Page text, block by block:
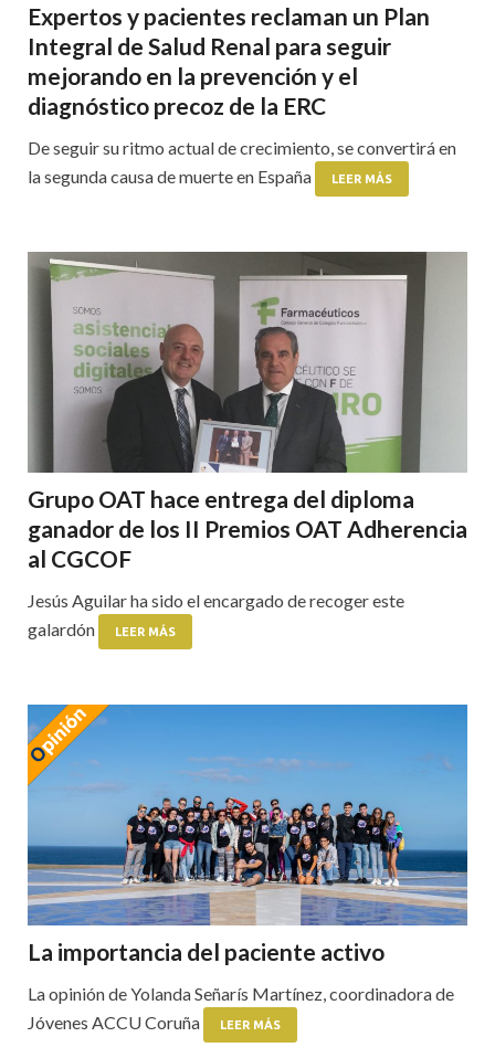
Expertos y pacientes reclaman un Plan
Integral de Salud Renal para seguir
mejorando en la prevención y el
diagnóstico precoz de la ERC
De seguir su ritmo actual de crecimiento, se convertirá en
la segunda causa de muerte en España
LEER MÁS
Grupo OAT hace entrega del diploma
ganador de los II Premios OAT Adherencia
al CGCOF
Jesús Aguilar ha sido el encargado de recoger este
galardón
LEER MÁS
La importancia del paciente activo
La opinión de Yolanda Señarís Martínez, coordinadora de
Jóvenes ACCU Coruña
LEER MÁS